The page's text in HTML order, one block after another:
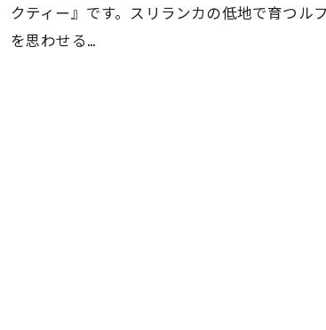
クティー』です。スリランカの低地で育つ
を思わせる…